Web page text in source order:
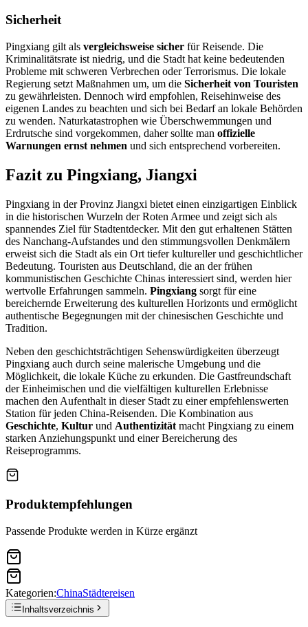
Sicherheit
Pingxiang gilt als vergleichsweise sicher für Reisende. Die
Kriminalitätsrate ist niedrig, und die Stadt hat keine bedeutenden
Probleme mit schweren Verbrechen oder Terrorismus. Die lokale
Regierung setzt Maßnahmen um, um die Sicherheit von Touristen
zu gewährleisten. Dennoch wird empfohlen, Reisehinweise des
eigenen Landes zu beachten und sich bei Bedarf an lokale Behörden
zu wenden. Naturkatastrophen wie Überschwemmungen und
Erdrutsche sind vorgekommen, daher sollte man offizielle
Warnungen ernst nehmen und sich entsprechend vorbereiten.
Fazit zu Pingxiang, Jiangxi
Pingxiang in der Provinz Jiangxi bietet einen einzigartigen Einblick
in die historischen Wurzeln der Roten Armee und zeigt sich als
spannendes Ziel für Stadtentdecker. Mit den gut erhaltenen Stätten
des Nanchang-Aufstandes und den stimmungsvollen Denkmälern
erweist sich die Stadt als ein Ort tiefer kultureller und geschichtlicher
Bedeutung. Touristen aus Deutschland, die an der frühen
kommunistischen Geschichte Chinas interessiert sind, werden hier
wertvolle Erfahrungen sammeln. Pingxiang sorgt für eine
bereichernde Erweiterung des kulturellen Horizonts und ermöglicht
authentische Begegnungen mit der chinesischen Geschichte und
Tradition.
Neben den geschichtsträchtigen Sehenswürdigkeiten überzeugt
Pingxiang auch durch seine malerische Umgebung und die
Möglichkeit, die lokale Küche zu erkunden. Die Gastfreundschaft
der Einheimischen und die vielfältigen kulturellen Erlebnisse
machen den Aufenthalt in dieser Stadt zu einer empfehlenswerten
Station für jeden China-Reisenden. Die Kombination aus
Geschichte, Kultur und Authentizität macht Pingxiang zu einem
starken Anziehungspunkt und einer Bereicherung des
Reiseprogramms.
Produktempfehlungen
Passende Produkte werden in Kürze ergänzt
Kategorien:ChinaStädtereisen
Inhaltsverzeichnis